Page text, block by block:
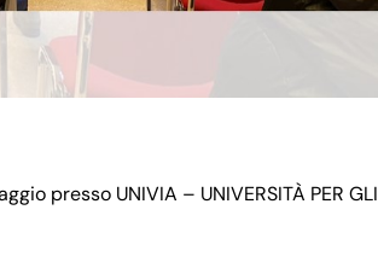
presso UNIVIA – UNIVERSITÀ PER GLI